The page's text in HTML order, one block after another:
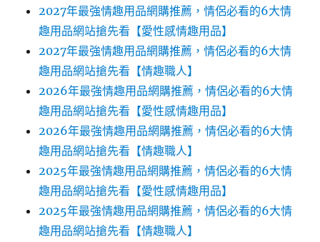
2027年最強情趣用品網購推薦，情侶必看的6大情
趣用品網站搶先看【愛性感情趣用品】
2027年最強情趣用品網購推薦，情侶必看的6大情
趣用品網站搶先看【情趣職人】
2026年最強情趣用品網購推薦，情侶必看的6大情
趣用品網站搶先看【愛性感情趣用品】
2026年最強情趣用品網購推薦，情侶必看的6大情
趣用品網站搶先看【情趣職人】
2025年最強情趣用品網購推薦，情侶必看的6大情
趣用品網站搶先看【愛性感情趣用品】
2025年最強情趣用品網購推薦，情侶必看的6大情
趣用品網站搶先看【情趣職人】